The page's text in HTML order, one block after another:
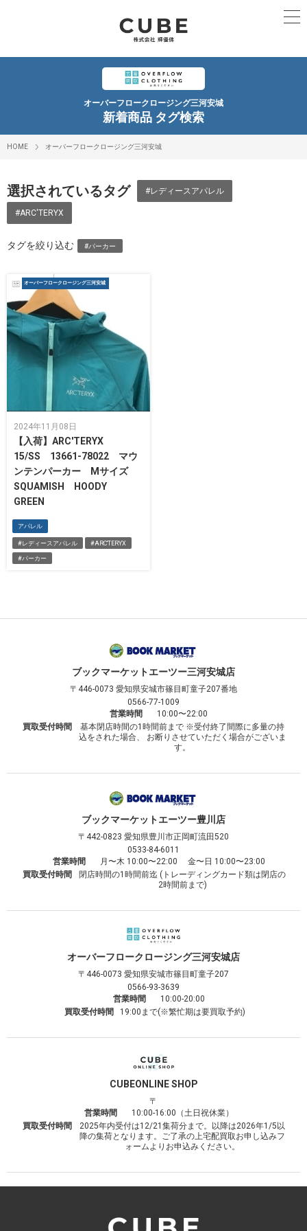
オーバーフロークロージング三河安城
新着商品 タグ検索
HOME オーバーフロークロージング三河安城
選択されているタグ #レディースアパレル
#ARC'TERYX
タグを絞り込む #パーカー
オーバーフロークロージング三河安城
2024年11月08日
【入荷】ARC'TERYX
15/SS 13661-78022 マウ
ンテンパーカー Mサイズ
SQUAMISH HOODY
GREEN
アパレル
#レディースアパレル #ARC'TERYX
#パーカー
ブックマーケットエーツー三河安城店
〒446-0073 愛知県安城市篠目町童子207番地
0566-77-1009
営業時間
10:00〜22:00
買取受付時間
基本閉店時間の1時間前まで ※受付終了間際に多量の持
込をされた場合、 お断りさせていただく場合がございま
す。
ブックマーケットエーツー豊川店
〒442-0823 愛知県豊川市正岡町流田520
0533-84-6011
営業時間
月〜木 10:00〜22:00 金〜日 10:00〜23:00
買取受付時間
閉店時間の1時間前迄 (トレーディングカード類は閉店の
2時間前まで)
オーバーフロークロージング三河安城店
〒446-0073 愛知県安城市篠目町童子207
0566-93-3639
営業時間
10:00-20:00
買取受付時間
19:00まで(※繁忙期は要買取予約)
CUBEONLINE SHOP
〒
営業時間
10:00-16:00（土日祝休業）
買取受付時間
2025年内受付は12/21集荷分まで。以降は2026年1/5以
降の集荷となります。ご了承の上宅配買取お申し込みフ
ォームよりお申込みください。